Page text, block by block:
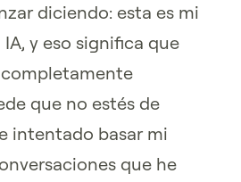
diciendo: esta es mi
y eso significa que
que no estés de
intentado basar mi
que he